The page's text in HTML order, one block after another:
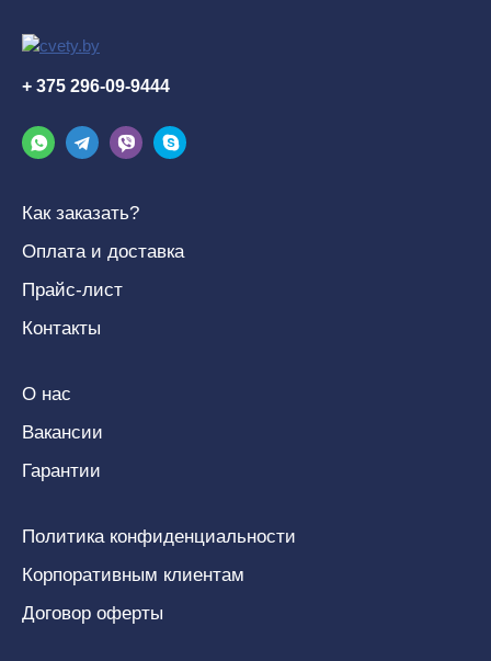
Как заказать?
Оплата и доставка
Прайс-лист
Контакты
О нас
Вакансии
Гарантии
Политика конфиденциальности
Корпоративным клиентам
Договор оферты
+ 375 296-09-9444